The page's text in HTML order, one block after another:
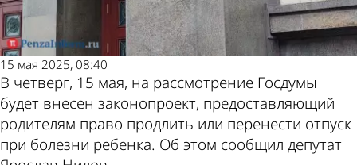
15 мая 2025, 08:40
В четверг, 15 мая, на рассмотрение Госдумы
будет внесен законопроект, предоставляющий
родителям право продлить или перенести отпуск
при болезни ребенка. Об этом сообщил депутат